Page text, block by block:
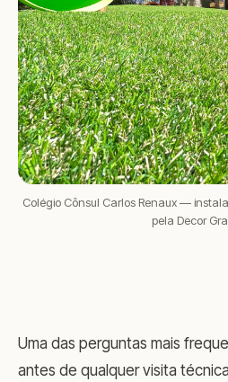
Colégio Cônsul Carlos Renaux —
pela Decor
Uma das perguntas mais
antes de qualquer visita